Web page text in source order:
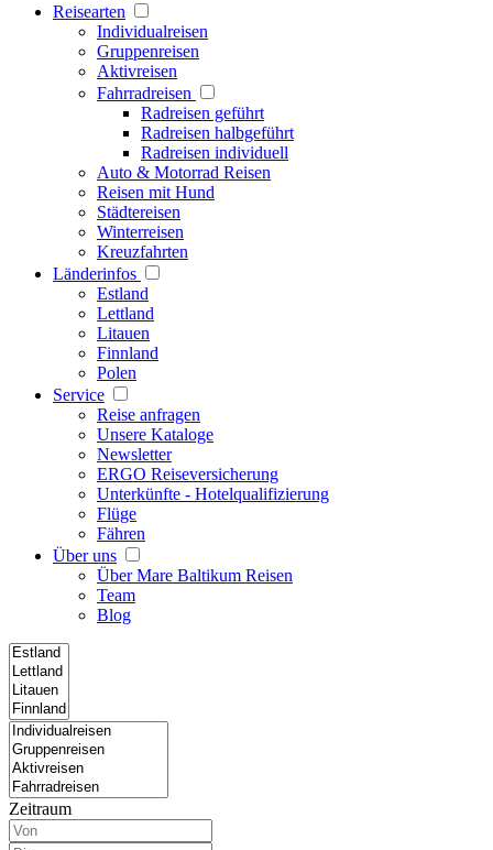
Reisearten
Individualreisen
Gruppenreisen
Aktivreisen
Fahrradreisen
Radreisen geführt
Radreisen halbgeführt
Radreisen individuell
Auto & Motorrad Reisen
Reisen mit Hund
Städtereisen
Winterreisen
Kreuzfahrten
Länderinfos
Estland
Lettland
Litauen
Finnland
Polen
Service
Reise anfragen
Unsere Kataloge
Newsletter
ERGO Reiseversicherung
Unterkünfte - Hotelqualifizierung
Flüge
Fähren
Über uns
Über Mare Baltikum Reisen
Team
Blog
Zeitraum